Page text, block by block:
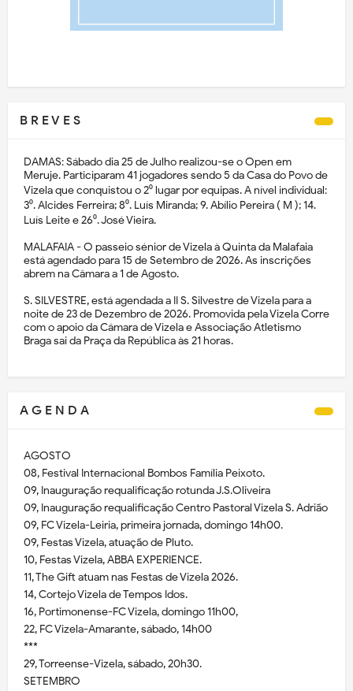
B R E V E S
DAMAS: Sábado dia 25 de Julho realizou-se o Open em
Meruje. Participaram 41 jogadores sendo 5 da Casa do Povo de
Vizela que conquistou o 2⁰ lugar por equipas. A nível individual:
3⁰. Alcides Ferreira; 8⁰. Luís Miranda; 9. Abílio Pereira ( M ); 14.
Luís Leite e 26⁰. José Vieira.
MALAFAIA - O passeio sénior de Vizela à Quinta da Malafaia
está agendado para 15 de Setembro de 2026. As inscrições
abrem na Câmara a 1 de Agosto.
S. SILVESTRE, está agendada a II S. Silvestre de Vizela para a
noite de 23 de Dezembro de 2026. Promovida pela Vizela Corre
com o apoio da Câmara de Vizela e Associação Atletismo
Braga sai da Praça da República às 21 horas.
A G E N D A
AGOSTO
08, Festival Internacional Bombos Família Peixoto.
09, Inauguração requalificação rotunda J.S.Oliveira
09, Inauguração requalificação Centro Pastoral Vizela S. Adrião
09, FC Vizela-Leiria, primeira jornada, domingo 14h00.
09, Festas Vizela, atuação de Pluto.
10, Festas Vizela, ABBA EXPERIENCE.
11, The Gift atuam nas Festas de Vizela 2026.
14, Cortejo Vizela de Tempos Idos.
16, Portimonense-FC Vizela, domingo 11h00,
22, FC Vizela-Amarante, sábado, 14h00
***
29, Torreense-Vizela, sábado, 20h30.
SETEMBRO